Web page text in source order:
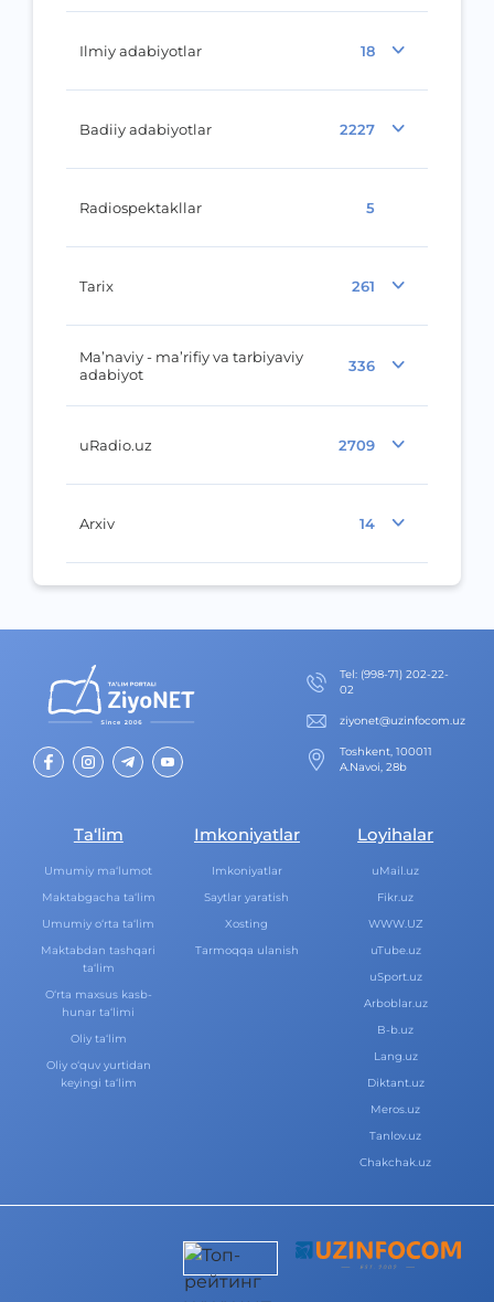
Ilmiy adabiyotlar 18
Badiiy adabiyotlar 2227
Radiospektakllar 5
Tarix 261
Ma’naviy - ma’rifiy va tarbiyaviy
adabiyot
336
uRadio.uz 2709
Arxiv 14
Теl: (998-71) 202-22-
02
ziyonet@uzinfocom.uz
Toshkent, 100011
A.Navoi, 28b
Ta‘lim
Umumiy ma‘lumot
Maktabgacha ta‘lim
Umumiy o‘rta ta‘lim
Maktabdan tashqari
ta‘lim
O‘rta maxsus kasb-
hunar ta‘limi
Oliy ta‘lim
Oliy o‘quv yurtidan
keyingi ta‘lim
Imkoniyatlar
Imkoniyatlar
Saytlar yaratish
Xosting
Tarmoqqa ulanish
Loyihalar
uMail.uz
Fikr.uz
WWW.UZ
uTube.uz
uSport.uz
Arboblar.uz
B-b.uz
Lang.uz
Diktant.uz
Meros.uz
Tanlov.uz
Chakchak.uz